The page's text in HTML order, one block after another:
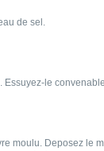
de sel.
Essuyez-le
moulu. Deposez le